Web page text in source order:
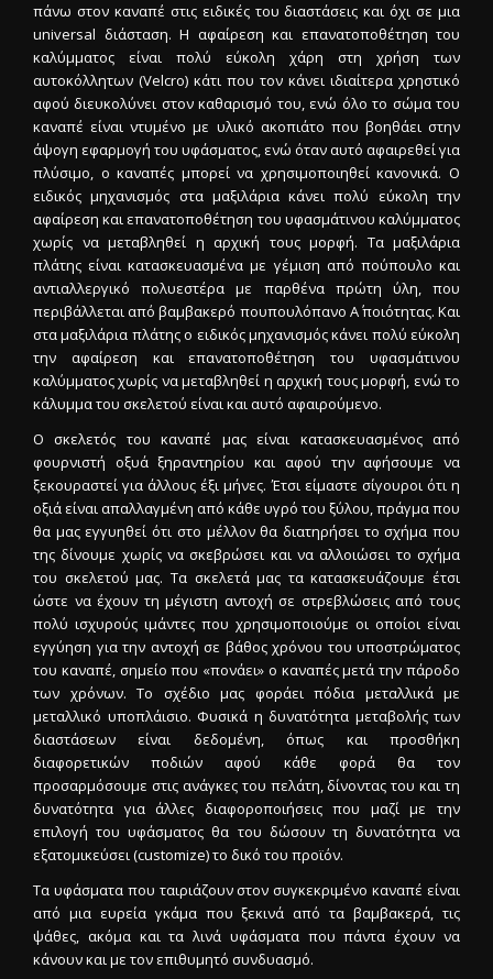
πάνω στον καναπέ στις ειδικές του διαστάσεις και όχι σε μια
universal διάσταση. Η αφαίρεση και επανατοποθέτηση του
καλύμματος είναι πολύ εύκολη χάρη στη χρήση των
αυτοκόλλητων (Velcro) κάτι που τον κάνει ιδιαίτερα χρηστικό
αφού διευκολύνει στον καθαρισμό του, ενώ όλο το σώμα του
καναπέ είναι ντυμένο με υλικό ακοπιάτο που βοηθάει στην
άψογη εφαρμογή του υφάσματος, ενώ όταν αυτό αφαιρεθεί για
πλύσιμο, ο καναπές μπορεί να χρησιμοποιηθεί κανονικά. Ο
ειδικός μηχανισμός στα μαξιλάρια κάνει πολύ εύκολη την
αφαίρεση και επανατοποθέτηση του υφασμάτινου καλύμματος
χωρίς να μεταβληθεί η αρχική τους μορφή. Τα μαξιλάρια
πλάτης είναι κατασκευασμένα με γέμιση από πούπουλο και
αντιαλλεργικό πολυεστέρα με παρθένα πρώτη ύλη, που
περιβάλλεται από βαμβακερό πουπουλόπανο Α΄ ποιότητας. Και
στα μαξιλάρια πλάτης ο ειδικός μηχανισμός κάνει πολύ εύκολη
την αφαίρεση και επανατοποθέτηση του υφασμάτινου
καλύμματος χωρίς να μεταβληθεί η αρχική τους μορφή, ενώ το
κάλυμμα του σκελετού είναι και αυτό αφαιρούμενο.
Ο σκελετός του καναπέ μας είναι κατασκευασμένος από
φουρνιστή οξυά ξηραντηρίου και αφού την αφήσουμε να
ξεκουραστεί για άλλους έξι μήνες. Έτσι είμαστε σίγουροι ότι η
οξιά είναι απαλλαγμένη από κάθε υγρό του ξύλου, πράγμα που
θα μας εγγυηθεί ότι στο μέλλον θα διατηρήσει το σχήμα που
της δίνουμε χωρίς να σκεβρώσει και να αλλοιώσει το σχήμα
του σκελετού μας. Τα σκελετά μας τα κατασκευάζουμε έτσι
ώστε να έχουν τη μέγιστη αντοχή σε στρεβλώσεις από τους
πολύ ισχυρούς ιμάντες που χρησιμοποιούμε οι οποίοι είναι
εγγύηση για την αντοχή σε βάθος χρόνου του υποστρώματος
του καναπέ, σημείο που «πονάει» ο καναπές μετά την πάροδο
των χρόνων. Το σχέδιο μας φοράει πόδια μεταλλικά με
μεταλλικό υποπλάισιο. Φυσικά η δυνατότητα μεταβολής των
διαστάσεων είναι δεδομένη, όπως και προσθήκη
διαφορετικών ποδιών αφού κάθε φορά θα τον
προσαρμόσουμε στις ανάγκες του πελάτη, δίνοντας του και τη
δυνατότητα για άλλες διαφοροποιήσεις που μαζί με την
επιλογή του υφάσματος θα του δώσουν τη δυνατότητα να
εξατομικεύσει (customize) το δικό του προϊόν.
Τα υφάσματα που ταιριάζουν στον συγκεκριμένο καναπέ είναι
από μια ευρεία γκάμα που ξεκινά από τα βαμβακερά, τις
ψάθες, ακόμα και τα λινά υφάσματα που πάντα έχουν να
κάνουν και με τον επιθυμητό συνδυασμό.